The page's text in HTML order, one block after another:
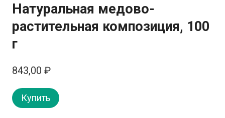
Натуральная медово-
растительная композиция, 100
г
843,00 ₽
Купить